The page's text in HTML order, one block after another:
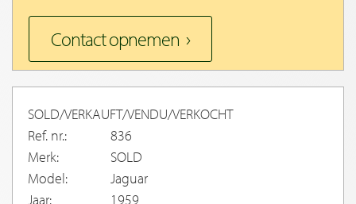
Contact opnemen
SOLD/VERKAUFT/VENDU/VERKOCHT
Ref. nr.:
836
Merk:
SOLD
Model:
Jaguar
Jaar:
1959